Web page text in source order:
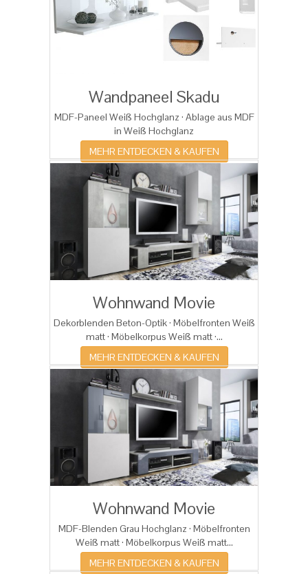
Wandpaneel Skadu
MDF-Paneel Weiß Hochglanz · Ablage aus MDF
in Weiß Hochglanz
MEHR ENTDECKEN & KAUFEN
Wohnwand Movie
Dekorblenden Beton-Optik · Möbelfronten Weiß
matt · Möbelkorpus Weiß matt ·...
MEHR ENTDECKEN & KAUFEN
Wohnwand Movie
MDF-Blenden Grau Hochglanz · Möbelfronten
Weiß matt · Möbelkorpus Weiß matt...
MEHR ENTDECKEN & KAUFEN